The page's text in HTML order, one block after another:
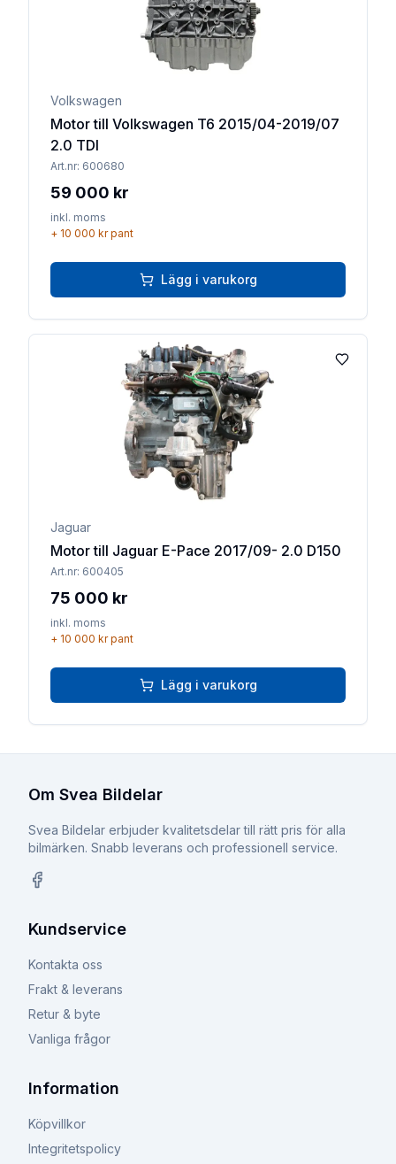
Volkswagen
Motor till Volkswagen T6 2015/04-2019/07
2.0 TDI
Art.nr: 600680
59 000 kr
inkl. moms
+ 10 000 krpant
Lägg i varukorg
Lägg till
Jaguar
Motor till Jaguar E-Pace 2017/09- 2.0 D150
Art.nr: 600405
75 000 kr
inkl. moms
+ 10 000 krpant
Lägg i varukorg
Om Svea Bildelar
Svea Bildelar erbjuder kvalitetsdelar till rätt pris för alla
bilmärken. Snabb leverans och professionell service.
Kundservice
Kontakta oss
Frakt & leverans
Retur & byte
Vanliga frågor
Information
Köpvillkor
Integritetspolicy